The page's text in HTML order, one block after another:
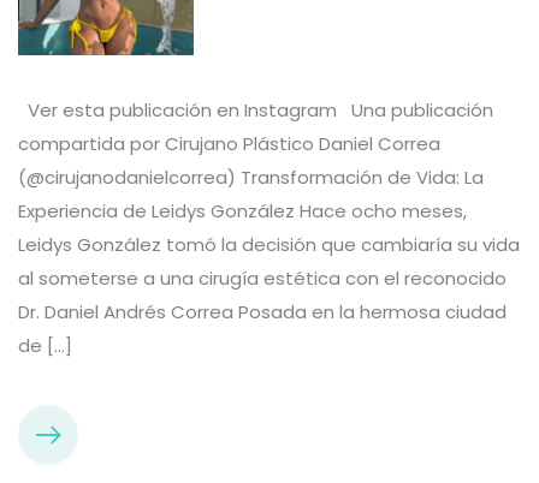
Ver esta publicación en Instagram Una publicación
compartida por Cirujano Plástico Daniel Correa
(@cirujanodanielcorrea) Transformación de Vida: La
Experiencia de Leidys González Hace ocho meses,
Leidys González tomó la decisión que cambiaría su vida
al someterse a una cirugía estética con el reconocido
Dr. Daniel Andrés Correa Posada en la hermosa ciudad
de […]